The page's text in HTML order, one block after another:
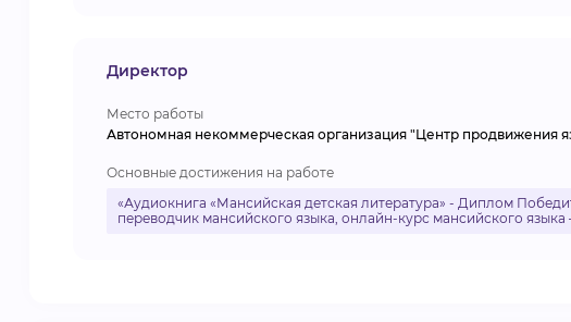
Директор
Место работы
Автономная некоммерческая организация "Центр продвижения
Основные достижения на работе
«Аудиокнига «Мансийская детская литература» - Диплом
переводчик мансийского языка, онлайн-курс мансийского